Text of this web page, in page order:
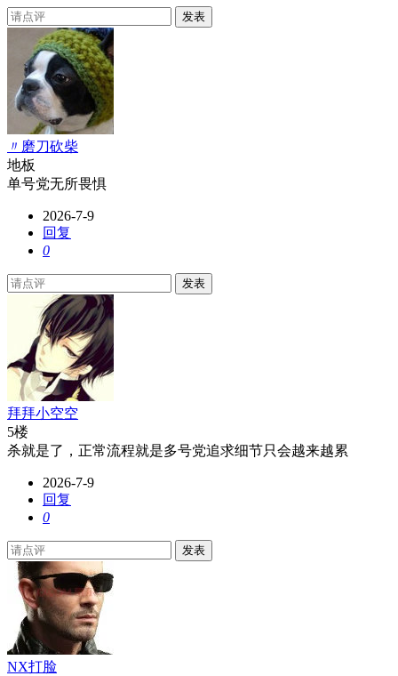
发表
〃磨刀砍柴
地板
单号党无所畏惧
2026-7-9
回复
0
发表
拜拜小空空
5楼
杀就是了，正常流程就是多号党追求细节只会越来越累
2026-7-9
回复
0
发表
NX打脸